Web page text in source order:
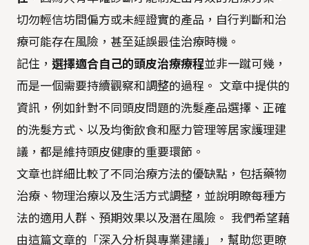
切勿輕信坊間偏方或未經證實的產品，自行判斷和治
療可能存在風險，甚至延誤最佳治療時機。
記住， 選擇適合自己的頭皮治療療程並非一蹴可幾，
而是一個需要持續觀察和調整的過程。 文章中提供的
資訊，例如針對不同頭皮問題的洗髮產品選擇、正確
的洗髮方式、以及均衡飲食和壓力管理等居家護理建
議，都是維持頭皮健康的重要環節。
文章也詳細比較了不同治療方法的優缺點，包括藥物
治療、物理治療以及生活方式調整，並說明瞭每種方
法的適用人群、預期效果以及潛在風險。 我們希望藉
由這篇文章的「深入分析與專業建議」，幫助您更瞭